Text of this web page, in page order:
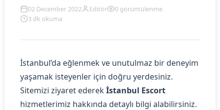
02 December 2022 Editör
0 görüntülenme
3 dk okuma
İstanbul’da eğlenmek ve unutulmaz bir deneyim
yaşamak isteyenler için doğru yerdesiniz.
Sitemizi ziyaret ederekİstanbul Escort
hizmetlerimiz hakkında detaylı bilgi alabilirsiniz.